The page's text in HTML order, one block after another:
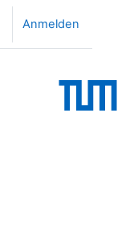
Anmelden